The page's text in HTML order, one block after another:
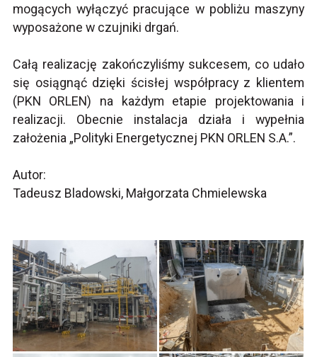
mogących wyłączyć pracujące w pobliżu maszyny
wyposażone w czujniki drgań.
Całą realizację zakończyliśmy sukcesem, co udało
się osiągnąć dzięki ścisłej współpracy z klientem
(PKN ORLEN) na każdym etapie projektowania i
realizacji. Obecnie instalacja działa i wypełnia
założenia „Polityki Energetycznej PKN ORLEN S.A.”.
Autor:
Tadeusz Bladowski, Małgorzata Chmielewska